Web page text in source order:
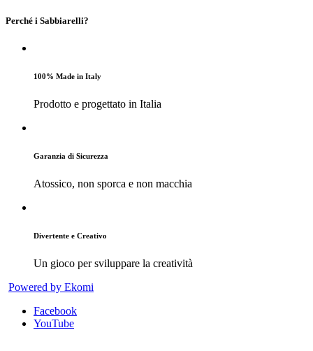
Perché i Sabbiarelli?
100% Made in Italy
Prodotto e progettato in Italia
Garanzia di Sicurezza
Atossico, non sporca e non macchia
Divertente e Creativo
Un gioco per sviluppare la creatività
Powered by Ekomi
Facebook
YouTube